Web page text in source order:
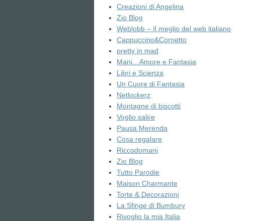
Creazioni di Angelina
Zio Blog
Weblobb – Il meglio del web italiano
Cappuccino&Cornetto
pretty in mad
Mani…Amore e Fantasia
Libri e Scienza
Un Cuore di Fantasia
Netlockerz
Montagne di biscotti
Voglio salire
Pausa Merenda
Cosa regalare
Riccodomani
Zio Blog
Tutto Parodie
Maison Charmante
Torte & Decorazioni
La Sfinge di Bumbury
Rivoglio la mia Italia